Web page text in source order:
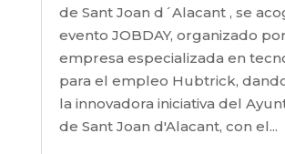
de Sant Joan d´Alacant , se
evento JOBDAY, organizado
empresa especializada en
para el empleo Hubtrick,
la innovadora iniciativa del
de Sant Joan d'Alacant, con el...